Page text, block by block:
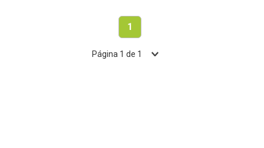
1
Página 1 de 1